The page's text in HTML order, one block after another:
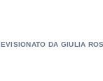
DA GIULIA